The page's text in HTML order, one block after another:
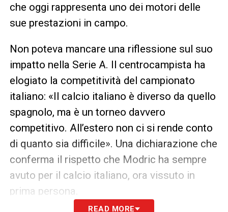
che oggi rappresenta uno dei motori delle
sue prestazioni in campo.
Non poteva mancare una riflessione sul suo
impatto nella Serie A. Il centrocampista ha
elogiato la competitività del campionato
italiano: «Il calcio italiano è diverso da quello
spagnolo, ma è un torneo davvero
competitivo. All’estero non ci si rende conto
di quanto sia difficile». Una dichiarazione che
conferma il rispetto che Modric ha sempre
avuto per il calcio italiano, ora vissuto in
prima persona.
READ MORE